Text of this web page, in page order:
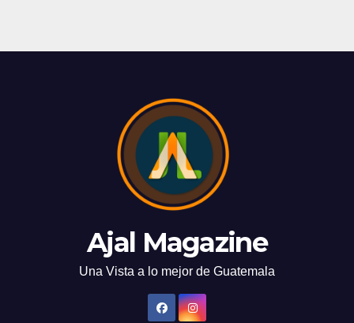
Ajal Magazine
Una Vista a lo mejor de Guatemala